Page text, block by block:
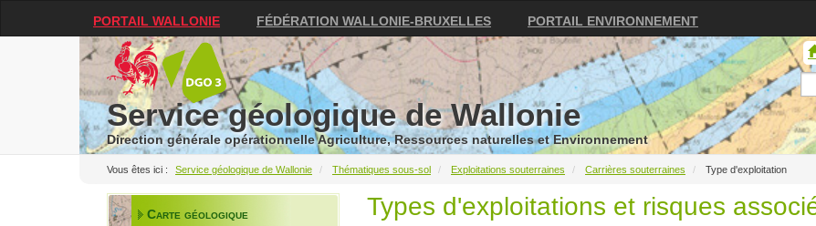
PORTAIL WALLONIE FÉDÉRATION WALLONIE-BRUXELLES PORTAIL ENVIRONNEMENT
Service géologique de Wallonie
Direction générale opérationnelle Agriculture, Ressources naturelles et Environnement
Service géologique de Wallonie Thématiques sous-sol Exploitations souterraines Carrières souterraines Type d'exploitation
Carte géologique
Types d'exploitations et risques